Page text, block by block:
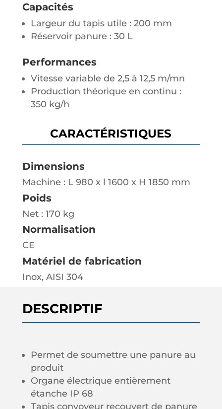
Capacités
Largeur du tapis utile : 200 mm
Réservoir panure : 30 L
Performances
Vitesse variable de 2,5 à 12,5 m/mn
Production théorique en continu :
350 kg/h
CARACTÉRISTIQUES
Dimensions
Machine : L 980 x l 1600 x H 1850 mm
Poids
Net : 170 kg
Normalisation
CE
Matériel de fabrication
Inox, AISI 304
DESCRIPTIF
Permet de soumettre une panure au
produit
Organe électrique entièrement
étanche IP 68
Tapis convoyeur recouvert de panure